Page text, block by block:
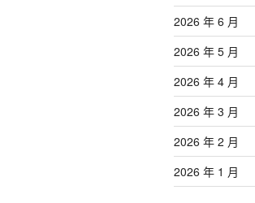
2026 年 6 月
2026 年 5 月
2026 年 4 月
2026 年 3 月
2026 年 2 月
2026 年 1 月